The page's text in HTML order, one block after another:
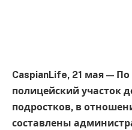
CaspianLife, 21 мая —
полицейский участок
подростков, в
составлены